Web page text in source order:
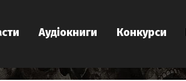
Аудіокниги Конкурси